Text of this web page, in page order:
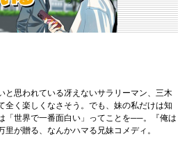
と思われている冴えないサラリーマン、三木
全く楽しくなさそう。でも、妹の私だけは知
「世界で一番面白い」ってことを──。『俺は
が贈る、なんかハマる兄妹コメディ。